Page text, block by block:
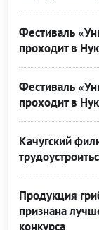
Фестиваль
проходит в
Фестиваль
проходит в
Качугский
Продукция
признана
конкурса